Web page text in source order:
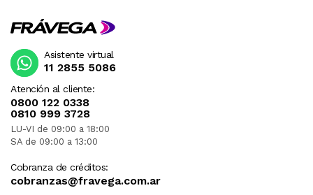
Atención al cliente:
0800 122 0338
0810 999 3728
LU-VI de 09:00 a 18:00
SA de 09:00 a 13:00
Cobranza de créditos:
cobranzas@fravega.com.ar
Asistente virtual
11 2855 5086